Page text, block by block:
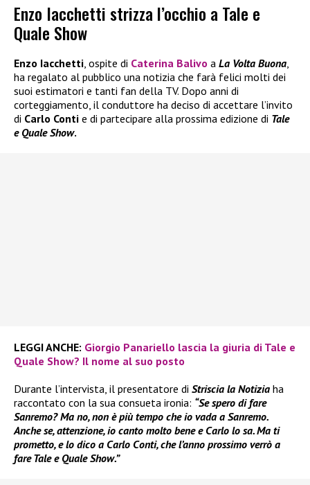
Enzo Iacchetti strizza l’occhio a Tale e
Quale Show
Enzo Iacchetti, ospite di Caterina Balivo a La Volta Buona,
ha regalato al pubblico una notizia che farà felici molti dei
suoi estimatori e tanti fan della TV. Dopo anni di
corteggiamento, il conduttore ha deciso di accettare l’invito
di Carlo Conti e di partecipare alla prossima edizione di Tale
e Quale Show.
LEGGI ANCHE: Giorgio Panariello lascia la giuria di Tale e
Quale Show? Il nome al suo posto
Durante l’intervista, il presentatore di Striscia la Notizia ha
raccontato con la sua consueta ironia: “Se spero di fare
Sanremo? Ma no, non è più tempo che io vada a Sanremo.
Anche se, attenzione, io canto molto bene e Carlo lo sa. Ma ti
prometto, e lo dico a Carlo Conti, che l’anno prossimo verrò a
fare Tale e Quale Show.”